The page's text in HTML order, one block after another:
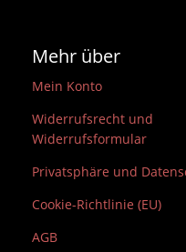
Mehr über
Mein Konto
Widerrufsrecht und
Widerrufsformular
Privatsphäre und
Cookie-Richtlinie (EU)
AGB